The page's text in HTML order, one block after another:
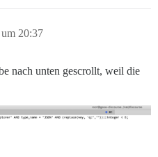
20:37
nach unten gescrollt, weil die